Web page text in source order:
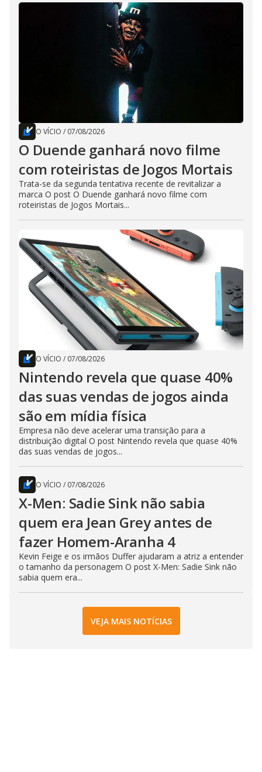
O VÍCIO / 07/08/2026
O Duende ganhará novo filme
com roteiristas de Jogos Mortais
Trata-se da segunda tentativa recente de revitalizar a
marca O post O Duende ganhará novo filme com
roteiristas de Jogos Mortais...
O VÍCIO / 07/08/2026
Nintendo revela que quase 40%
das suas vendas de jogos ainda
são em mídia física
Empresa não deve acelerar uma transição para a
distribuição digital O post Nintendo revela que quase 40%
das suas vendas de jogos...
O VÍCIO / 07/08/2026
X-Men: Sadie Sink não sabia
quem era Jean Grey antes de
fazer Homem-Aranha 4
Kevin Feige e os irmãos Duffer ajudaram a atriz a entender
o tamanho da personagem O post X-Men: Sadie Sink não
sabia quem era...
VEJA MAIS NOTÍCIAS